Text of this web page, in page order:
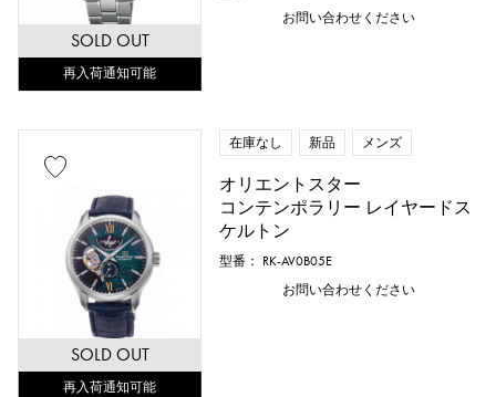
SOLD OUT
再入荷通知可能
お問い合わせください
SOLD OUT
再入荷通知可能
在庫なし 新品 メンズ
オリエントスター
コンテンポラリー レイヤードス
ケルトン
型番： RK-AV0B05E
お問い合わせください